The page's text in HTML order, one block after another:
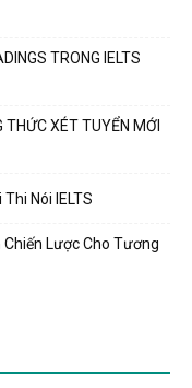
TRONG IELTS
XÉT TUYỂN MỚI
Nói IELTS
Lược Cho Tương